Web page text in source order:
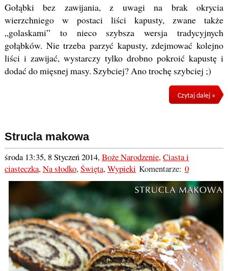
Gołąbki bez zawijania, z uwagi na brak okrycia
wierzchniego w postaci liści kapusty, zwane także
„golaskami” to nieco szybsza wersja tradycyjnych
gołąbków. Nie trzeba parzyć kapusty, zdejmować kolejno
liści i zawijać, wystarczy tylko drobno pokroić kapustę i
dodać do mięsnej masy. Szybciej? Ano trochę szybciej ;)
Czytaj dalej »
Strucla makowa
środa 13:35, 8 Styczeń 2014, Boże Narodzenie, Ciasta i
ciasteczka, Na słodko, Święta, Wypieki Komentarze: 0